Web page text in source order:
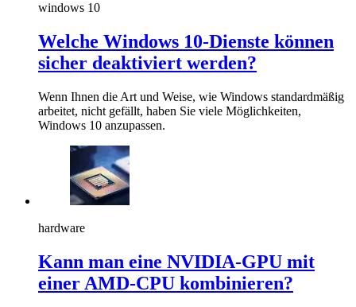
windows 10
Welche Windows 10-Dienste können
sicher deaktiviert werden?
Wenn Ihnen die Art und Weise, wie Windows standardmäßig
arbeitet, nicht gefällt, haben Sie viele Möglichkeiten,
Windows 10 anzupassen.
hardware
Kann man eine NVIDIA-GPU mit
einer AMD-CPU kombinieren?